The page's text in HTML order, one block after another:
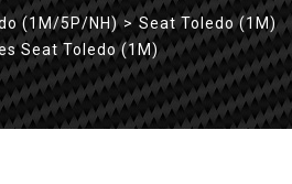
(1M/5P/NH) > Seat Toledo (1M)
Seat Toledo (1M)